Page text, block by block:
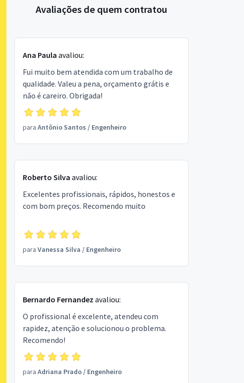
Avaliações de quem contratou
Ana Paula avaliou:
Fui muito bem atendida com um trabalho de
qualidade. Valeu a pena, orçamento grátis e
não é careiro. Obrigada!
para Antônio Santos / Engenheiro
Roberto Silva avaliou:
Excelentes profissionais, rápidos, honestos e
com bom preços. Recomendo muito
para Vanessa Silva / Engenheiro
Bernardo Fernandez avaliou:
O profissional é excelente, atendeu com
rapidez, atenção e solucionou o problema.
Recomendo!
para Adriana Prado/ Engenheiro